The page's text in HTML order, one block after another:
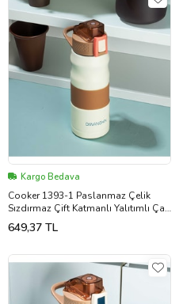
Kargo Bedava
Cooker 1393-1 Paslanmaz Çelik
Sızdırmaz Çift Katmanlı Yalıtımlı Çay
Kahve Termosu Krem 350 ml
649,37 TL